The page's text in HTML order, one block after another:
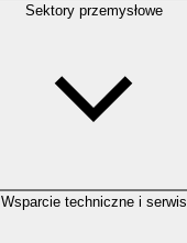
Sektory przemysłowe
Wsparcie techniczne i serwis